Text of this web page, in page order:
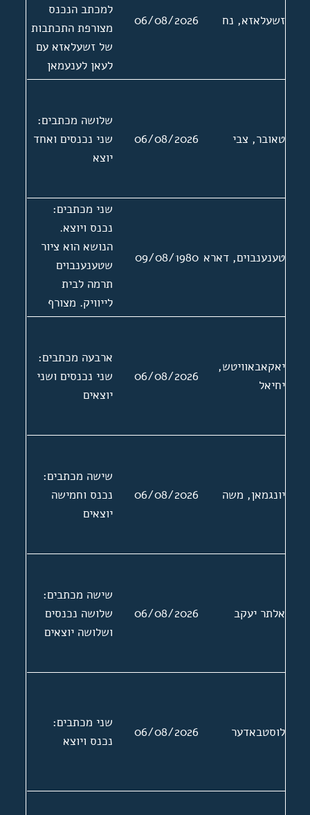
זשעלאזא, נח 06/08/2026
למכתב הנכנס
מצורפת התכתבות
של זשעלאזא עם
לעאן לענעמאן
יו"ר ארגון
והעיתונאים
ביידיש בצרפת.
ארבעה מכתבים.
תמונה, צילום של
כריכה ותוכן
העניינים של
ספרו, ביבליוגרפיה
וכרטיס חבר
באגודת עיתונאים.
טאובר, צבי 06/08/2026
שלושה מכתבים:
שני נכנסים ואחד
יוצא
טענענבוים, דארא 09/08/1980
שני מכתבים:
נכנס ויוצא.
הנושא הוא ציור
שטענענבוים
תרמה לבית
לייוויק. מצורף
מכתב מהנהלת
אל גדליה
טענענבוים ללא
תאריך.
יאקאבאוויטש,
יחיאל
06/08/2026
ארבעה מכתבים:
שני נכנסים ושני
יוצאים
יונגמאן, משה 06/08/2026
שישה מכתבים:
נכנס וחמישה
יוצאים
אלתר יעקב 06/08/2026
שישה מכתבים:
שלושה נכנסים
ושלושה יוצאים
לוסטבאדער 06/08/2026
שני מכתבים:
נכנס ויוצא